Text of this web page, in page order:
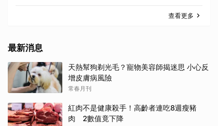
查看更多
最新消息
天熱幫狗剃光毛？寵物美容師揭迷思 小心反
增皮膚病風險
常春月刊
紅肉不是健康殺手！高齡者連吃8週瘦豬
肉 2數值竟下降